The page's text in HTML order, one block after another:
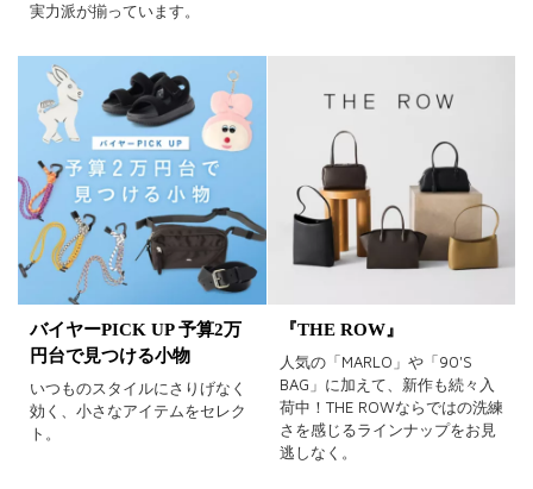
実力派が揃っています。
バイヤーPICK UP 予算2万
円台で見つける小物
いつものスタイルにさりげなく
効く、小さなアイテムをセレク
ト。
『THE ROW』
人気の「MARLO」や「90'S
BAG」に加えて、新作も続々入
荷中！THE ROWならではの洗練
さを感じるラインナップをお見
逃しなく。